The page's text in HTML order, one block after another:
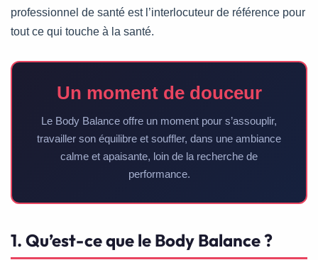
professionnel de santé est l’interlocuteur de référence pour
tout ce qui touche à la santé.
Un moment de douceur
Le Body Balance offre un moment pour s’assouplir,
travailler son équilibre et souffler, dans une ambiance
calme et apaisante, loin de la recherche de
performance.
1. Qu’est-ce que le Body Balance ?